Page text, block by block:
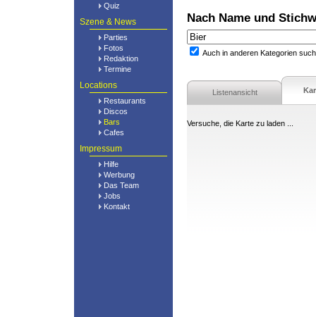
Quiz
Szene & News
Parties
Fotos
Redaktion
Termine
Locations
Restaurants
Discos
Bars
Cafes
Impressum
Hilfe
Werbung
Das Team
Jobs
Kontakt
Nach Name und
Auch in anderen Kategorien
Listenansicht
Versuche, die Karte zu laden ...